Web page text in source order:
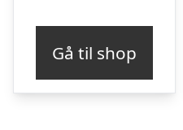
Gå til shop